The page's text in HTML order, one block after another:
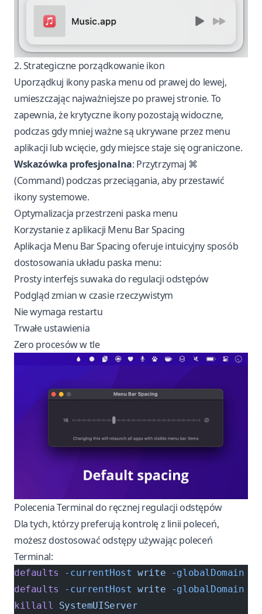
2. Strategiczne porządkowanie ikon
Uporządkuj ikony paska menu od prawej do lewej,
umieszczając najważniejsze po prawej stronie. To
zapewnia, że krytyczne ikony pozostają widoczne,
podczas gdy mniej ważne są ukrywane przez menu
aplikacji lub wcięcie, gdy miejsce staje się ograniczone.
Wskazówka profesjonalna: Przytrzymaj ⌘
(Command) podczas przeciągania, aby przestawić
ikony systemowe.
Optymalizacja przestrzeni paska menu
Korzystanie z aplikacji Menu Bar Spacing
Aplikacja Menu Bar Spacing oferuje intuicyjny sposób
dostosowania układu paska menu:
Prosty interfejs suwaka do regulacji odstępów
Podgląd zmian w czasie rzeczywistym
Nie wymaga restartu
Trwałe ustawienia
Zero procesów w tle
Polecenia Terminal do ręcznej regulacji odstępów
Dla tych, którzy preferują kontrolę z linii poleceń,
możesz dostosować odstępy używając poleceń
Terminal:
defaults -currentHost write -globalDomain
defaults -currentHost write -globalDomain
killall SystemUIServer